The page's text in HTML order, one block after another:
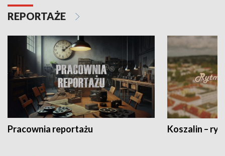
REPORTAŻE
Pracownia reportażu Koszalin –